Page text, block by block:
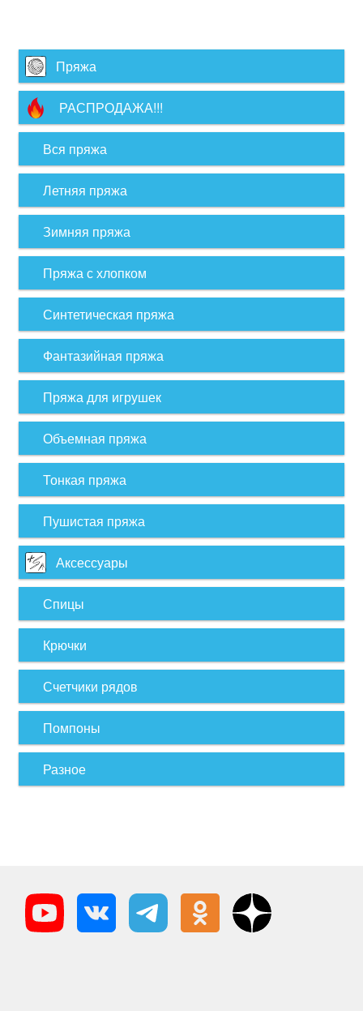
Пряжа
РАСПРОДАЖА!!!
Вся пряжа
Летняя пряжа
Зимняя пряжа
Пряжа с хлопком
Синтетическая пряжа
Фантазийная пряжа
Пряжа для игрушек
Объемная пряжа
Тонкая пряжа
Пушистая пряжа
Аксессуары
Спицы
Крючки
Счетчики рядов
Помпоны
Разное